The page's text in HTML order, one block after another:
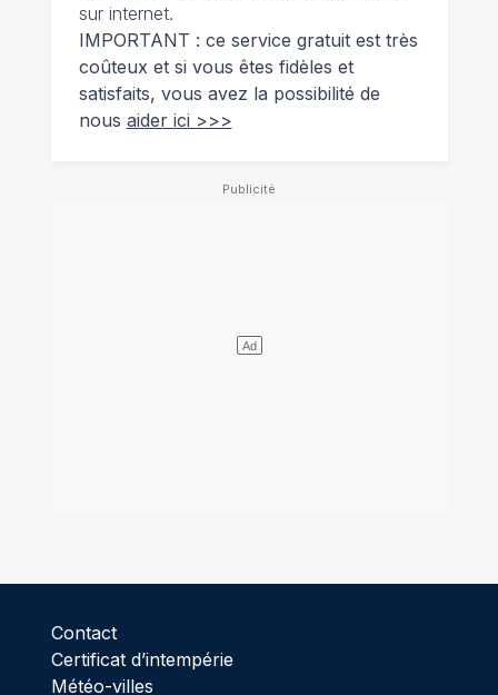
sur internet.
IMPORTANT : ce service gratuit est très
coûteux et si vous êtes fidèles et
satisfaits, vous avez la possibilité de
nous aider ici >>>
Contact
Certificat d’intempérie
Météo-villes